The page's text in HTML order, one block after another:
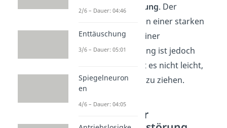
Persönlichkeitsstörung. Der
Unterschied zwischen einer starken
Persönlichkeit und einer
Persönlichkeitsstörung ist jedoch
fließend. Dadurch ist es nicht leicht,
eine klare Trennung zu ziehen.
Merkmale einer
2/6 – Dauer: 04:46
Enttäuschung
3/6 – Dauer: 05:01
Spiegelneuron
en
4/6 – Dauer: 04:05